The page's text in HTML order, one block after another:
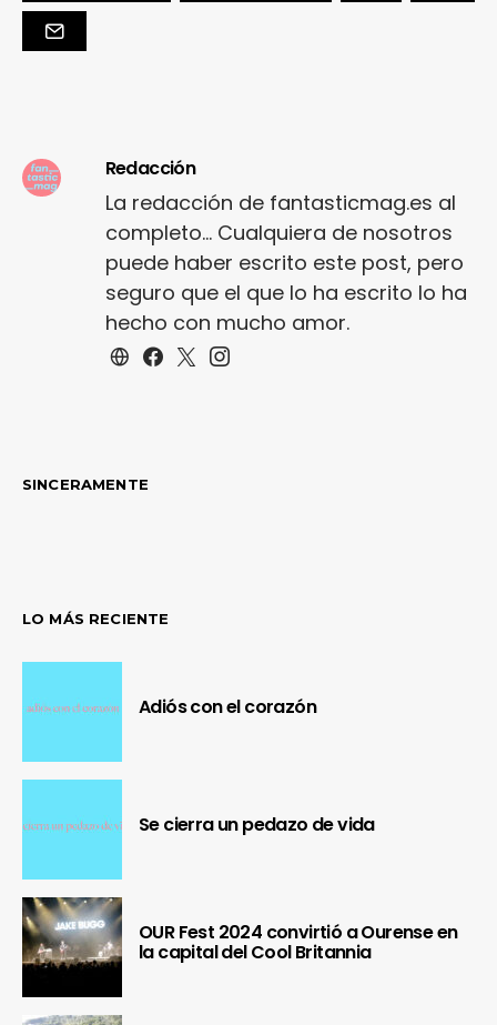
Redacción
La redacción de fantasticmag.es al
completo... Cualquiera de nosotros
puede haber escrito este post, pero
seguro que el que lo ha escrito lo ha
hecho con mucho amor.
SINCERAMENTE
LO MÁS RECIENTE
Adiós con el corazón
Se cierra un pedazo de vida
OUR Fest 2024 convirtió a Ourense en
la capital del Cool Britannia